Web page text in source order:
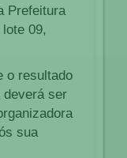
Prefeitura
09,
o resultado
deverá ser
sua